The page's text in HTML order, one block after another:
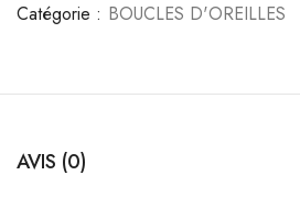
Catégorie : BOUCLES D'OREILLES
AVIS (0)